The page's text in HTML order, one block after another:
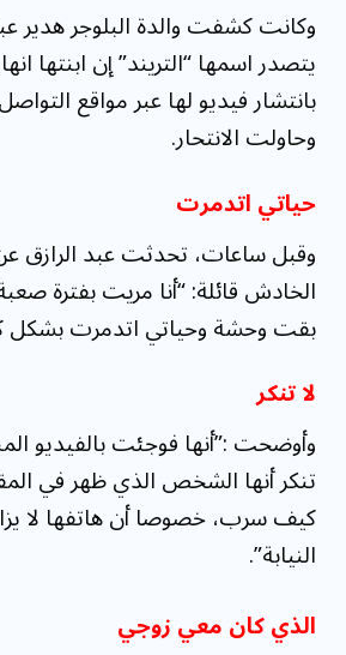
وكانت كشفت والدة البلوجر هدير
يتصدر اسمها “التريند” إن ابنتها
بانتشار فيديو لها عبر مواقع
وحاولت الانتحار.
حياتي اتدمرت
وقبل ساعات، تحدثت عبد الرازق
الخادش قائلة: “أنا مريت بفترة
بقت وحشة وحياتي اتدمرت بشكل
لا تنكر
وأوضحت :”أنها فوجئت بالفيديو
تنكر أنها الشخص الذي ظهر في
كيف سرب، خصوصا أن هاتفها لا
النيابة”.
الذي كان معي زوجي